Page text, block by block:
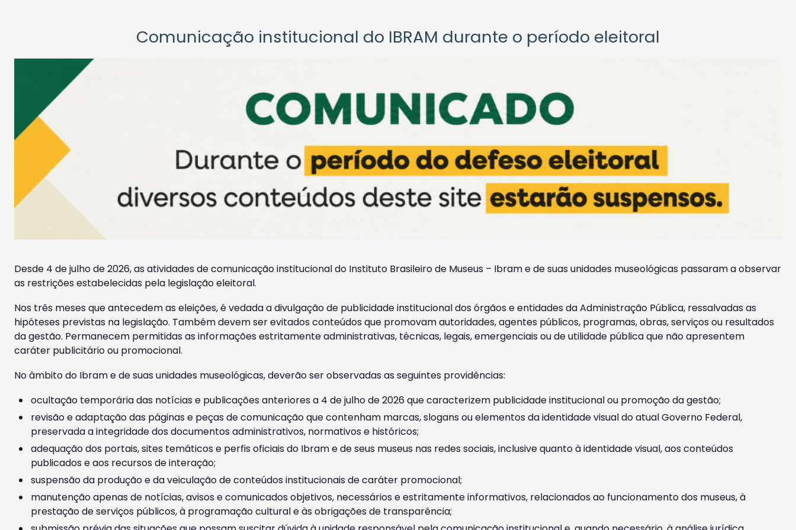
Comunicação institucional do IBRAM durante o período eleitoral
Desde 4 de julho de 2026, as atividades de comunicação institucional do Instituto Brasileiro de Museus – Ibram e de suas unidades museológicas passaram a observar
as restrições estabelecidas pela legislação eleitoral.
Nos três meses que antecedem as eleições, é vedada a divulgação de publicidade institucional dos órgãos e entidades da Administração Pública, ressalvadas as
hipóteses previstas na legislação. Também devem ser evitados conteúdos que promovam autoridades, agentes públicos, programas, obras, serviços ou resultados
da gestão. Permanecem permitidas as informações estritamente administrativas, técnicas, legais, emergenciais ou de utilidade pública que não apresentem
caráter publicitário ou promocional.
No âmbito do Ibram e de suas unidades museológicas, deverão ser observadas as seguintes providências:
ocultação temporária das notícias e publicações anteriores a 4 de julho de 2026 que caracterizem publicidade institucional ou promoção da gestão;
revisão e adaptação das páginas e peças de comunicação que contenham marcas, slogans ou elementos da identidade visual do atual Governo Federal,
preservada a integridade dos documentos administrativos, normativos e históricos;
adequação dos portais, sites temáticos e perfis oficiais do Ibram e de seus museus nas redes sociais, inclusive quanto à identidade visual, aos conteúdos
publicados e aos recursos de interação;
suspensão da produção e da veiculação de conteúdos institucionais de caráter promocional;
manutenção apenas de notícias, avisos e comunicados objetivos, necessários e estritamente informativos, relacionados ao funcionamento dos museus, à
prestação de serviços públicos, à programação cultural e às obrigações de transparência;